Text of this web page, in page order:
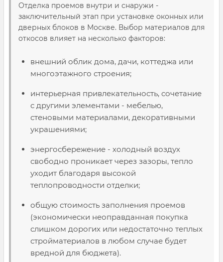
Отделка проемов внутри и снаружи -
заключительный этап при установке оконных или
дверных блоков в Москве. Выбор материалов для
откосов влияет на несколько факторов:
внешний облик дома, дачи, коттеджа или
многоэтажного строения;
интерьерная привлекательность, сочетание
с другими элементами - мебелью,
стеновыми материалами, декоративными
украшениями;
энергосбережение - холодный воздух
свободно проникает через зазоры, тепло
уходит благодаря высокой
теплопроводности отделки;
общую стоимость заполнения проемов
(экономически неоправданная покупка
слишком дорогих или недостаточно теплых
стройматериалов в любом случае будет
вредной для бюджета).